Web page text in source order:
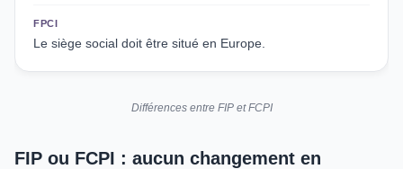
FPCI
Le siège social doit être situé en Europe.
Différences entre FIP et FCPI
FIP ou FCPI : aucun changement en